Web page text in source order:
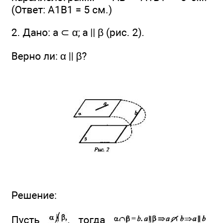
(Ответ: A1B1 = 5 см.)
2. Дано: a ⊂ α; а || β (рис. 2).
Верно ли: α || β?
Решение:
Пусть
, тогда